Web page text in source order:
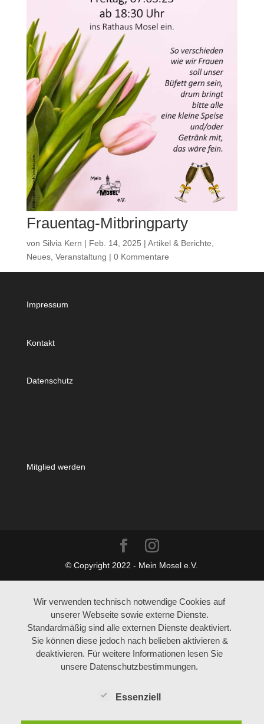
Frauentag-Mitbringparty
von Silvia Kern | Feb. 14, 2025 | Artikel & Berichte,
Neues, Veranstaltung | 0 Kommentare
Impressum
Kontakt
Datenschutz
Mitglied werden
© Copyright 2022 - Mein Mosel e.V.
Wir verwenden technisch notwendige Cookies auf
unserer Webseite sowie externe Dienste.
Standardmäßig sind alle externen Dienste deaktiviert.
Sie können diese jedoch nach belieben aktivieren &
deaktivieren. Für weitere Informationen lesen Sie
unsere Datenschutzbestimmungen.
Essenziell